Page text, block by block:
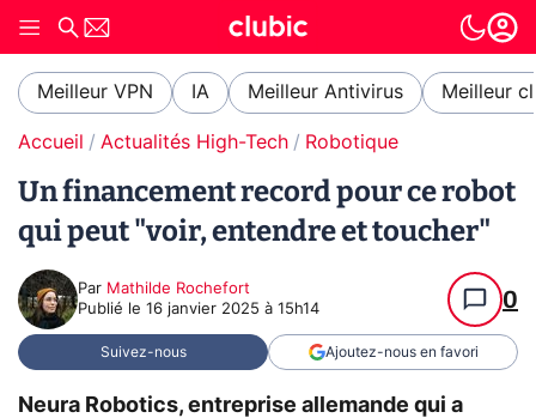
Meilleur VPN IA Meilleur Antivirus Meilleur
Accueil Actualités High-Tech Robotique
Un financement record pour ce robot
qui peut "voir, entendre et toucher"
Par Mathilde Rochefort
Publié le 16 janvier 2025 à 15h14 0
Suivez-nous Ajoutez-nous en favori
Neura Robotics, entreprise allemande qui a